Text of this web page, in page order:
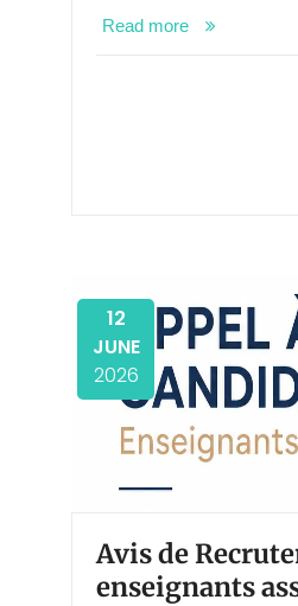
Read more
Avis de
enseignants
12
JUNE
2026